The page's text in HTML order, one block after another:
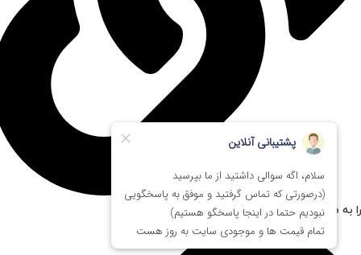
به مستر پی سی اعتماد کنیم؟